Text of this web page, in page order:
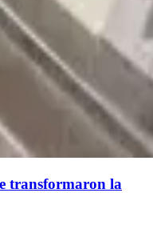
transformaron la